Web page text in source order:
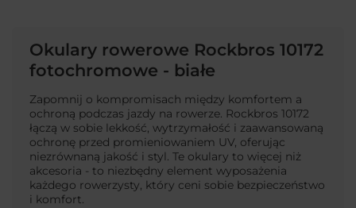
Okulary rowerowe Rockbros 10172
fotochromowe - białe
Zapomnij o kompromisach między komfortem a
ochroną podczas jazdy na rowerze. Rockbros 10172
łączą w sobie lekkość, wytrzymałość i zaawansowaną
ochronę przed promieniowaniem UV, oferując
niezrównaną jakość i styl. Te okulary to więcej niż
akcesoria - to niezbędny element wyposażenia
każdego rowerzysty, który ceni sobie bezpieczeństwo
i komfort.